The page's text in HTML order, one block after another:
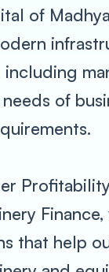
of
including
of
that help